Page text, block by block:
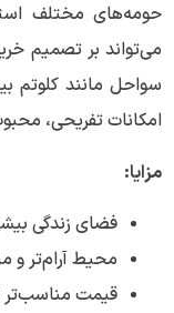
حومه‌های مختلف
می‌تواند بر تصمیم
سواحل مانند کلوتم
امکانات تفریحی،
مزایا:
فضای زندگی
محیط آرام‌تر و
قیمت مناسب‌تر